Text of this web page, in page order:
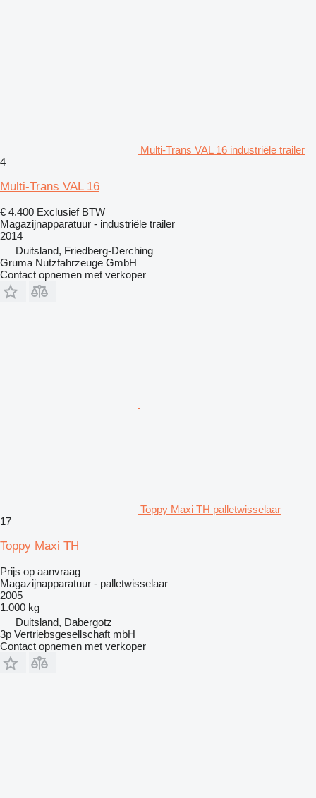
Multi-Trans VAL 16 industriële trailer
4
Multi-Trans VAL 16
€ 4.400 Exclusief BTW
Magazijnapparatuur - industriële trailer
2014
Duitsland, Friedberg-Derching
Gruma Nutzfahrzeuge GmbH
Contact opnemen met verkoper
Toppy Maxi TH palletwisselaar
17
Toppy Maxi TH
Prijs op aanvraag
Magazijnapparatuur - palletwisselaar
2005
1.000 kg
Duitsland, Dabergotz
3p Vertriebsgesellschaft mbH
Contact opnemen met verkoper